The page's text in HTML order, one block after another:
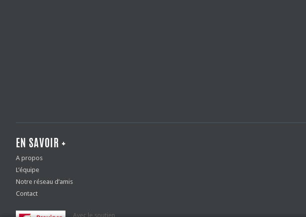
EN SAVOIR +
A propos
L’équipe
Notre réseau d’amis
Contact
Avec le soutien